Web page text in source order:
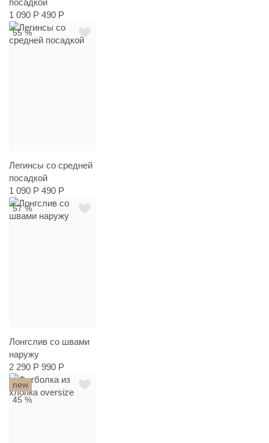
посадкой
1 090 Р 490 Р
55 %
Легинсы со средней
посадкой
1 090 Р 490 Р
57 %
Лонгслив со швами
наружу
2 290 Р 990 Р
new
45 %